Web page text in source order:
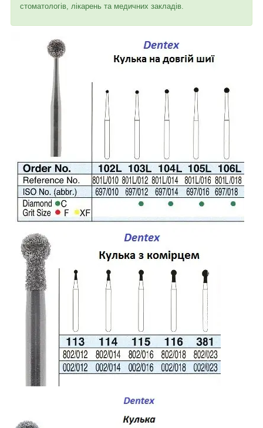
стоматологів, лікарень та медичних закладів.